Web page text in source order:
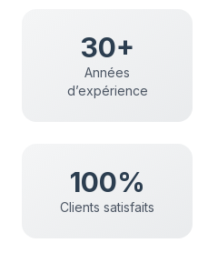
30+
Années
d’expérience
100%
Clients satisfaits